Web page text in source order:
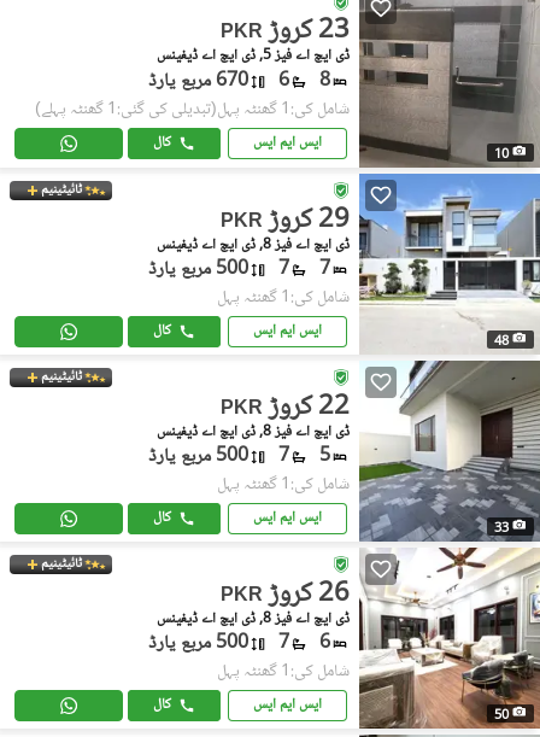
10
PKR 23 کروڑ
ڈی ایچ اے فیز 5, ڈی ایچ اے ڈیفینس
8
6 670 مربع یارڈ
شامل کی:1 گھنٹہ پہل (تبدیلی کی گئی:1 گھنٹہ پہلے)
ایس ایم ایس کال
48
ٹائیٹینیم
PKR 29 کروڑ
ڈی ایچ اے فیز 8, ڈی ایچ اے ڈیفینس
7
7 500 مربع یارڈ
شامل کی:1 گھنٹہ پہل
ایس ایم ایس کال
33
ٹائیٹینیم
PKR 22 کروڑ
ڈی ایچ اے فیز 8, ڈی ایچ اے ڈیفینس
5
7 500 مربع یارڈ
شامل کی:1 گھنٹہ پہل
ایس ایم ایس کال
50
ٹائیٹینیم
PKR 26 کروڑ
ڈی ایچ اے فیز 8, ڈی ایچ اے ڈیفینس
6
7 500 مربع یارڈ
شامل کی:1 گھنٹہ پہل
ایس ایم ایس کال